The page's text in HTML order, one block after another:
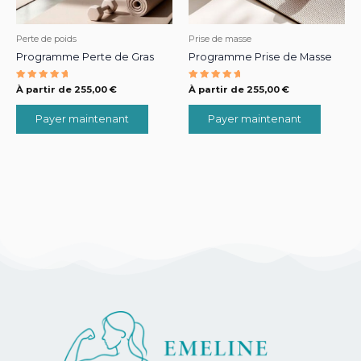
Perte de poids
Programme Perte de Gras
Note
5.00
sur 5
À partir de 255,00€
Payer maintenant
être
choisies
la
Prise de masse
Programme Prise de Masse
Note
5.00
sur 5
À partir de 255,00€
Payer maintenant
être
choisies
la